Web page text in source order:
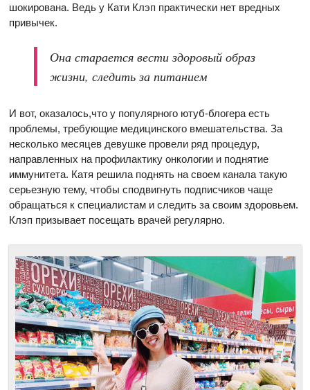
шокирована. Ведь у Кати Клэп практически нет вредных
привычек.
Она старается вести здоровый образ
жизни, следить за питанием
И вот, оказалось,что у популярного ютуб-блогера есть
проблемы, требующие медицинского вмешательства. За
несколько месяцев девушке провели ряд процедур,
направленных на профилактику онкологии и поднятие
иммунитета. Катя решила поднять на своем канала такую
серьезную тему, чтобы сподвигнуть подписчиков чаще
обращаться к специалистам и следить за своим здоровьем.
Клэп призывает посещать врачей регулярно.